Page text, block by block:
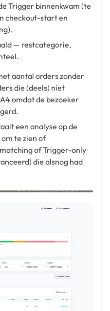
Trigger binnenkwam (te
checkout-start en
— restcategorie,
aantal orders zonder
die (deels) niet
omdat de bezoeker
een analyse op de
te zien of
of Trigger-only
die alsnog had